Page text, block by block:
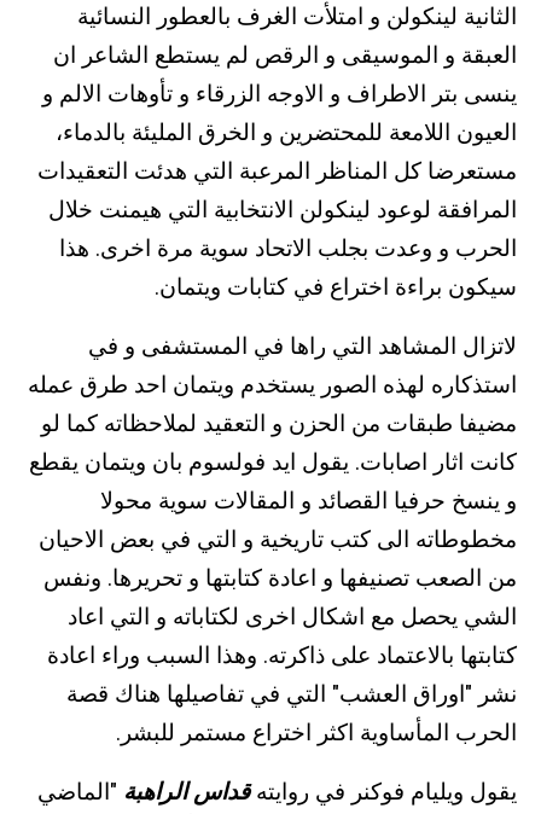
الثانية لينكولن و امتلأت الغرف بالعطور النسائية
العبقة و الموسيقى و الرقص لم يستطع الشاعر ان
ينسى بتر الاطراف و الاوجه الزرقاء و تأوهات الالم و
العيون اللامعة للمحتضرين و الخرق المليئة بالدماء،
مستعرضا كل المناظر المرعبة التي هدئت التعقيدات
المرافقة لوعود لينكولن الانتخابية التي هيمنت خلال
الحرب و وعدت بجلب الاتحاد سوية مرة اخرى. هذا
سيكون براءة اختراع في كتابات ويتمان.
لاتزال المشاهد التي راها في المستشفى و في
استذكاره لهذه الصور يستخدم ويتمان احد طرق عمله
مضيفا طبقات من الحزن و التعقيد لملاحظاته كما لو
كانت اثار اصابات. يقول ايد فولسوم بان ويتمان يقطع
و ينسخ حرفيا القصائد و المقالات سوية محولا
مخطوطاته الى كتب تاريخية و التي في بعض الاحيان
من الصعب تصنيفها و اعادة كتابتها و تحريرها. ونفس
الشي يحصل مع اشكال اخرى لكتاباته و التي اعاد
كتابتها بالاعتماد على ذاكرته. وهذا السبب وراء اعادة
نشر "اوراق العشب" التي في تفاصيلها هناك قصة
الحرب المأساوية اكثر اختراع مستمر للبشر.
يقول ويليام فوكنر في روايتهقداس الراهبة "الماضي